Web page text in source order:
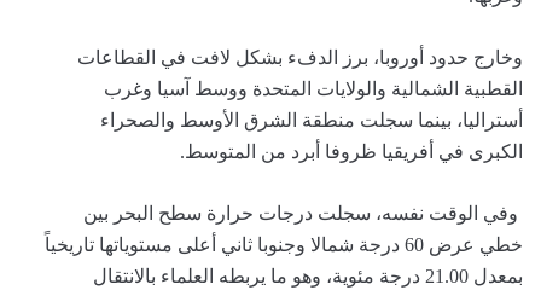
وخارج حدود أوروبا، برز الدفء بشكل لافت في القطاعات
القطبية الشمالية والولايات المتحدة ووسط آسيا وغرب
أستراليا، بينما سجلت منطقة الشرق الأوسط والصحراء
الكبرى في أفريقيا ظروفا أبرد من المتوسط.
وفي الوقت نفسه، سجلت درجات حرارة سطح البحر بين
خطي عرض 60 درجة شمالا وجنوبا ثاني أعلى مستوياتها تاريخياً
بمعدل 21.00 درجة مئوية، وهو ما يربطه العلماء بالانتقال